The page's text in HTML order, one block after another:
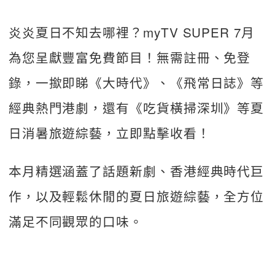
炎炎夏日不知去哪裡？myTV SUPER 7月
為您呈獻豐富免費節目！無需註冊、免登
錄，一撳即睇《大時代》、《飛常日誌》等
經典熱門港劇，還有《吃貨橫掃深圳》等夏
日消暑旅遊綜藝，立即點擊收看！
本月精選涵蓋了話題新劇、香港經典時代巨
作，以及輕鬆休閒的夏日旅遊綜藝，全方位
滿足不同觀眾的口味。